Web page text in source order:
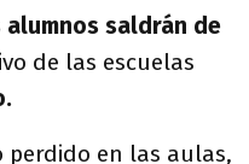
saldrán de
de las escuelas
en las aulas,